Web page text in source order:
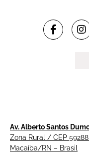
Av. Alberto Santos
Zona Rural / CEP
Macaíba/RN – Brasil